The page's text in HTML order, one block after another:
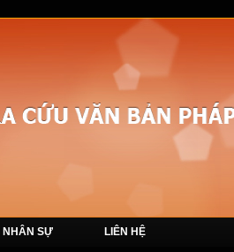
NHÂN SỰ LIÊN HỆ